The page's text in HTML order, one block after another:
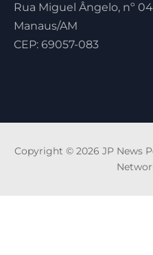
Rua Miguel Ângelo, nº
Manaus/AM
CEP: 69057-083
Copyright © 2026 JP News